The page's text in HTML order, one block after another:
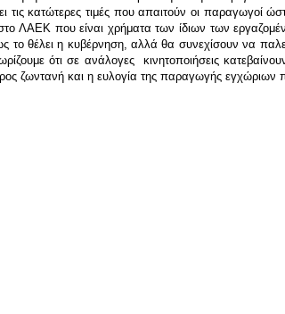
τις κατώτερες τιμές που απαιτούν οι
ΛΑΕΚ που είναι χρήματα των ίδιων των
θέλει η κυβέρνηση, αλλά θα συνεχίσουν να
ότι σε ανάλογες κινητοποιήσεις
ζωντανή και η ευλογία της παραγωγής εγχώριων